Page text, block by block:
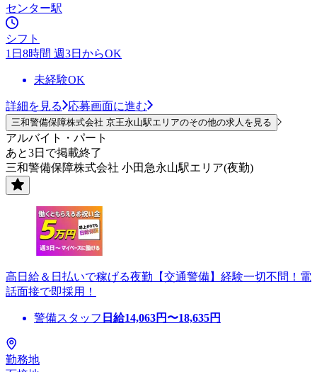
センター駅
シフト
1日8時間 週3日からOK
未経験OK
詳細を見る 応募画面に進む
三和警備保障株式会社 京王永山駅エリアのその他の求人を見る
アルバイト・パート
あと3日で掲載終了
三和警備保障株式会社 小田急永山駅エリア(夜勤)
高日給＆日払いで稼げる夜勤【交通警備】経験一切不問！電
話面接で即採用！
警備スタッフ 日給14,063円〜18,635円
勤務地